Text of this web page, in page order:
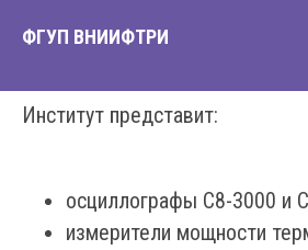
ФГУП ВНИИФТРИ
Институт представит:
осциллографы С8-3000 и
измерители мощности